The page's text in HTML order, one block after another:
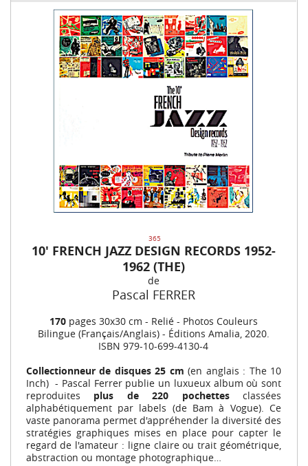
365
10' FRENCH JAZZ DESIGN RECORDS 1952-
1962 (THE)
de
Pascal FERRER
170 pages 30x30 cm - Relié - Photos Couleurs
Bilingue (Français/Anglais) - Éditions Amalia, 2020.
ISBN 979-10-699-4130-4
Collectionneur de disques 25 cm (en anglais : The 10
Inch) - Pascal Ferrer publie un luxueux album où sont
reproduites plus de 220 pochettesclassées
alphabétiquement par labels (de Bam à Vogue). Ce
vaste panorama permet d'appréhender la diversité des
stratégies graphiques mises en place pour capter le
regard de l'amateur : ligne claire ou trait géométrique,
abstraction ou montage photographique…